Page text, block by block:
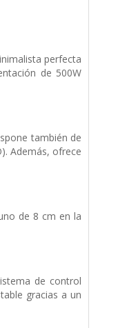
perfecta
de 500W
también de
Además, ofrece
de 8 cm en la
de control
gracias a un